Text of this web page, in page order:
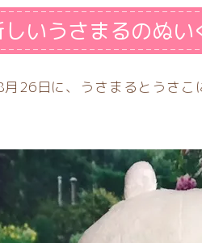
しいうさまるのぬ
26日に、うさまるとうさ